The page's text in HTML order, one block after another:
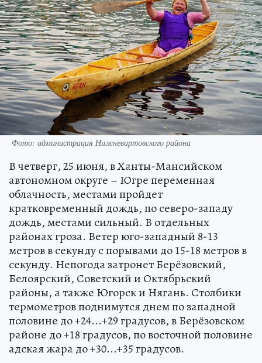
Фото: администрация Нижневартовского района
В четверг, 25 июня, в Ханты-Мансийском
автономном округе – Югре переменная
облачность, местами пройдет
кратковременный дождь, по северо-западу
дождь, местами сильный. В отдельных
районах гроза. Ветер юго-западный 8-13
метров в секунду с порывами до 15-18 метров в
секунду. Непогода затронет Берёзовский,
Белоярский, Советский и Октябрьский
районы, а также Югорск и Нягань. Столбики
термометров поднимутся днем по западной
половине до +24...+29 градусов, в Берёзовском
районе до +18 градусов, по восточной половине
адская жара до +30...+35 градусов.